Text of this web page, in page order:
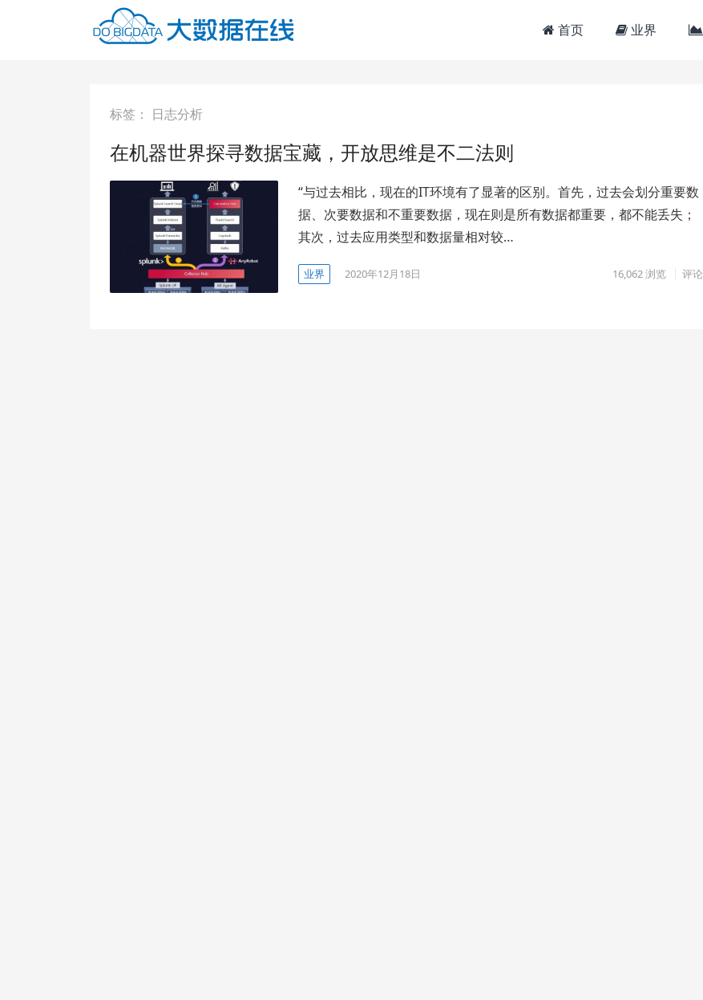
首页 业界
标签： 日志分析
在机器世界探寻数据宝藏，开放思维是不二法则
“与过去相比，现在的IT环境有了显著的区别。首先，过去会划分重要数
据、次要数据和不重要数据，现在则是所有数据都重要，都不能丢失；
其次，过去应用类型和数据量相对较…
业界 2020年12月18日 16,062浏览 评论